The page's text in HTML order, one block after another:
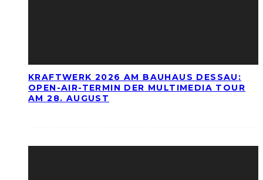
KRAFTWERK 2026 AM BAUHAUS DESSAU:
OPEN-AIR-TERMIN DER MULTIMEDIA TOUR
AM 28. AUGUST